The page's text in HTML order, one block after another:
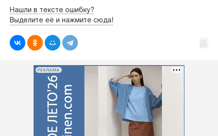
Нашли в тексте ошибку?
Выделите её и нажмите сюда!
РЕКЛАМА